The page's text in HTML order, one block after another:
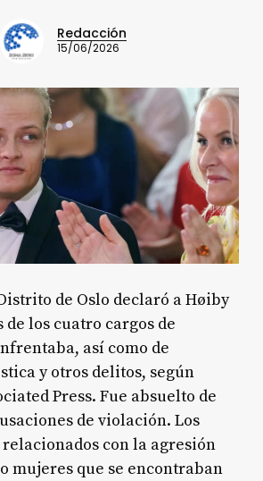
Redacción
15/06/2026
de Oslo declaró a Høiby
de los cuatro cargos de
así como de
y otros delitos, según
Press. Fue absuelto de
de violación. Los
con la agresión
mujeres que se encontraban